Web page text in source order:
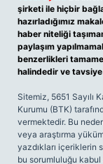
şirketi ile hiçbir
hazırladığımız
haber niteliği
paylaşım
benzerlikleri
halindedir ve
Sitemiz, 5651 Sayılı
Kurumu (BTK)
vermektedir. Bu
veya araştırma
yazdıkları içeriklerin
bu sorumluluğu kabul